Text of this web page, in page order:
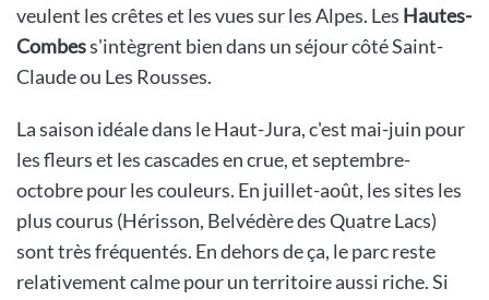
veulent les crêtes et les vues sur les Alpes. Les Hautes-
Combess'intègrent bien dans un séjour côté Saint-
Claude ou Les Rousses.
La saison idéale dans le Haut-Jura, c'est mai-juin pour
les fleurs et les cascades en crue, et septembre-
octobre pour les couleurs. En juillet-août, les sites les
plus courus (Hérisson, Belvédère des Quatre Lacs)
sont très fréquentés. En dehors de ça, le parc reste
relativement calme pour un territoire aussi riche. Si